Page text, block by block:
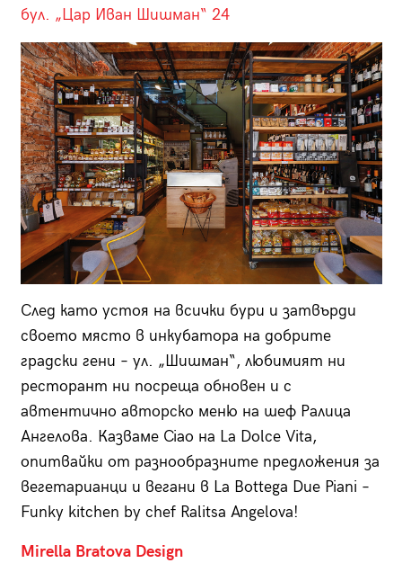
бул. „Цар Иван Шишман“ 24
След като устоя на всички бури и затвърди
своето място в инкубатора на добрите
градски гени – ул. „Шишман“, любимият ни
ресторант ни посреща обновен и с
автентично авторско меню на шеф Ралица
Ангелова. Казваме Ciao на La Dolce Vita,
опитвайки от разнообразните предложения за
вегетарианци и вегани в La Вottega Due Piani –
Funky kitchen by chef Ralitsa Angelova!
Mirella Bratova Design